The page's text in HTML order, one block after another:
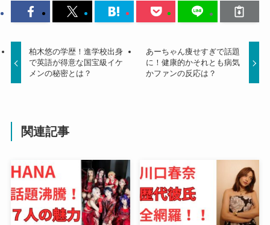
柏木悠の学歴！進学校出身
で英語が得意な国宝級イケ
メンの秘密とは？
あーちゃん痩せすぎで話題
に！健康的かそれとも病気
かファンの反応は？
関連記事